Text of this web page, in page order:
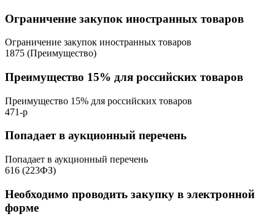
Ограничение закупок иностранных товаров
Ограничение закупок иностранных товаров
1875 (Преимущество)
Преимущество 15% для российских товаров
Преимущество 15% для российских товаров
471-р
Попадает в аукционный перечень
Попадает в аукционный перечень
616 (223ФЗ)
Необходимо проводить закупку в электронной
форме